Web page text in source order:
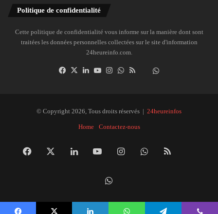
Politique de confidentialité
Cette politique de confidentialité vous informe sur la manière dont sont
traitées les données personnelles collectées sur le site d'information
24heureinfo.com.
Facebook
X LinkedinYouTubeInstagramWhatsAppDailymotion
© Copyright 2026, Tous droits réservés | 24heureinfos
Home Contactez-nous
Facebook LinkedinYouTubeInstagramWhatsApp
RSS
la